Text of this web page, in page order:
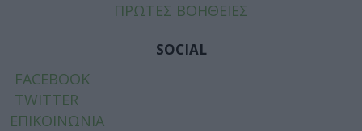
ΠΡΩΤΕΣ ΒΟΗΘΕΙΕΣ
SOCIAL
FACEBOOK
TWITTER
ΕΠΙΚΟΙΝΩΝΙΑ